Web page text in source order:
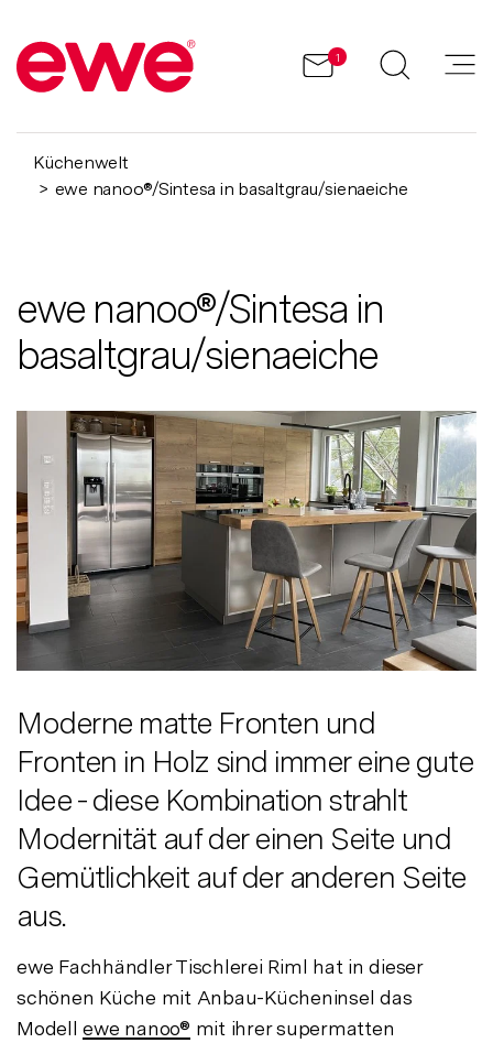
1
Küchenwelt
ewe nanoo®/Sintesa in basaltgrau/sienaeiche
ewe nanoo®/Sintesa in
basaltgrau/sienaeiche
Moderne matte Fronten und
Fronten in Holz sind immer eine gute
Idee - diese Kombination strahlt
Modernität auf der einen Seite und
Gemütlichkeit auf der anderen Seite
aus.
ewe Fachhändler Tischlerei Riml hat in dieser
schönen Küche mit Anbau-Kücheninsel das
Modellewe nanoo® mit ihrer supermatten